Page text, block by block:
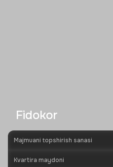
Fidokor
Majmuani topshirish sanasi
Kvartira maydoni